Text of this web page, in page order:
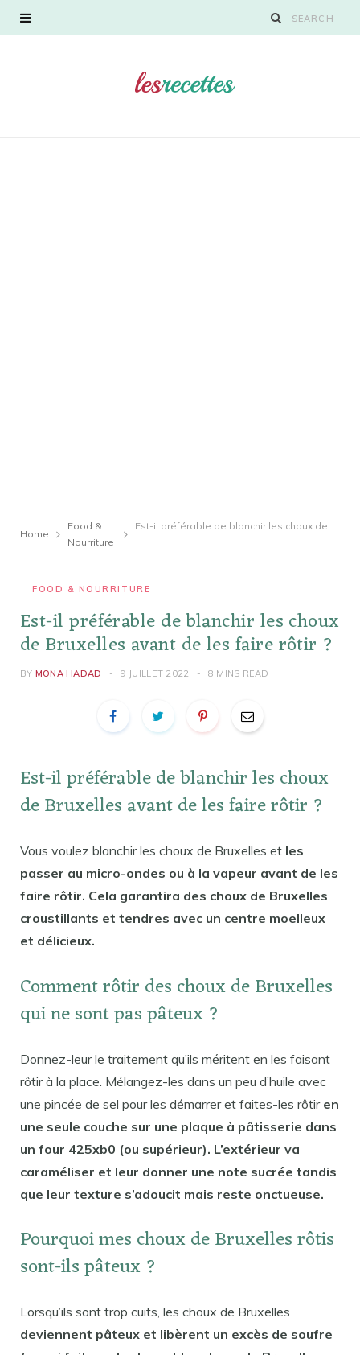
Home
Food &
Nourriture
Est-il préférable de blanchir les choux de Bruxelles avant de les faire rôtir ?
FOOD & NOURRITURE
Est-il préférable de blanchir les choux
de Bruxelles avant de les faire rôtir ?
BY MONA HADAD 9 JUILLET 2022 8 MINS READ
Est-il préférable de blanchir les choux
de Bruxelles avant de les faire rôtir ?
Vous voulez blanchir les choux de Bruxelles et les
passer au micro-ondes ou à la vapeur avant de les
faire rôtir. Cela garantira des choux de Bruxelles
croustillants et tendres avec un centre moelleux
et délicieux.
Comment rôtir des choux de Bruxelles
qui ne sont pas pâteux ?
Donnez-leur le traitement qu’ils méritent en les faisant
rôtir à la place. Mélangez-les dans un peu d’huile avec
une pincée de sel pour les démarrer et faites-les rôtir en
une seule couche sur une plaque à pâtisserie dans
un four 425xb0 (ou supérieur). L’extérieur va
caraméliser et leur donner une note sucrée tandis
que leur texture s’adoucit mais reste onctueuse.
Pourquoi mes choux de Bruxelles rôtis
sont-ils pâteux ?
Lorsqu’ils sont trop cuits, les choux de Bruxelles
deviennent pâteux et libèrent un excès de soufre